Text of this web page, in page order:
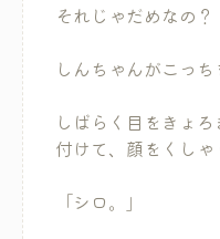
それじゃだめなの？
しんちゃんがこっち
しばらく目をきょ
付けて、顔をくしゃ
「シロ。」